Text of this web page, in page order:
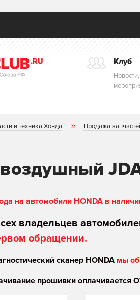
Клуб
и техника Хонда Продажа
на автомобили HONDA в
владельцев
обращении.
сканер HONDA мы
прошивки